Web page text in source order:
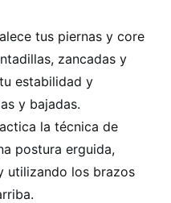
tus piernas y core
zancadas y
estabilidad y
y bajadas.
la técnica de
postura erguida,
utilizando los brazos